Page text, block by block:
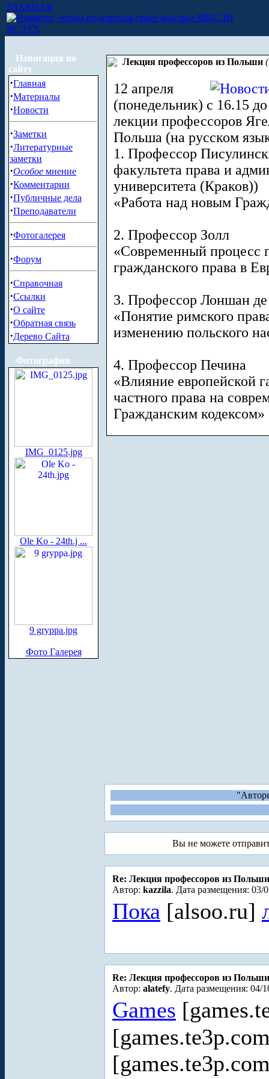
ГЛАВНАЯ
МЫСЛИ
ВСЛУХ
Навигация по
сайту
·Главная
·Материалы
·Новости
·Заметки
·Литературные
заметки
·Особое мнение
·Комментарии
·Публичные дела
·Преподаватели
·Фотогалерея
·Форум
·Справочная
·Ссылки
·О сайте
·Обратная связь
·Дерево Сайта
Фотографии
IMG_0125.jpg
Ole Ko - 24th.j ...
9 gryppa.jpg
Фото Галерея
Лекция профессоров из Польши
12 апреля
(понедельник) с 16.15
лекции профессоров
Польша (на русском
1. Профессор
факультета права и
университета (Краков))
«Работа над новым
2. Профессор Золл
«Современный процесс
гражданского права в
3. Профессор Лоншан де
«Понятие римского
изменению польского
4. Профессор Печина
«Влияние европейской
частного права на
Гражданским кодексом»
Вы не можете
Re: Лекция профессоров из Польши
Автор: kazzila. Дата размещения: 03/
Пока [alsoo.ru]
Re: Лекция профессоров из Польши
Автор: alatefy. Дата размещения: 04/
Games